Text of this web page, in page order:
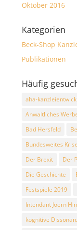
Oktober 2016
Kategorien
Beck-Shop
Publikationen
Häufig
aha-
Anwaltliches
Bad Hersfeld
Bundesweites
Der Brexit
Der
Die Geschichte
Festspiele 2019
Intendant Joern
kognitive